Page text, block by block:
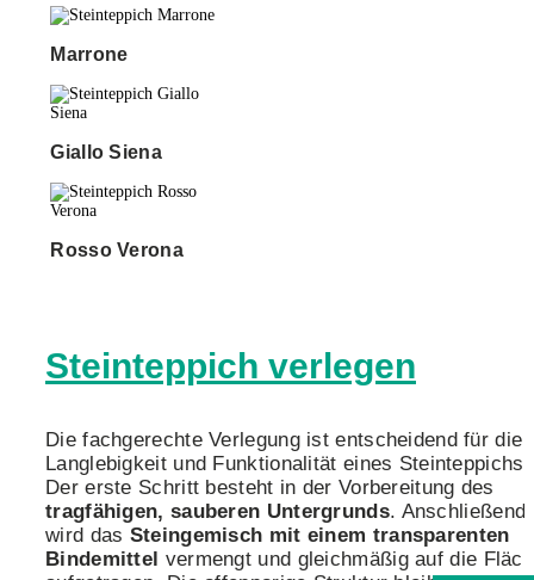
Marrone
Giallo Siena
Rosso Verona
Steinteppich verlegen
Die fachgerechte Verlegung ist entscheidend für die
Langlebigkeit und Funktionalität eines Steinteppichs.
Der erste Schritt besteht in der Vorbereitung des
tragfähigen, sauberen Untergrunds. Anschließend
wird das Steingemisch mit einem transparenten
Bindemittel vermengt und gleichmäßig auf die